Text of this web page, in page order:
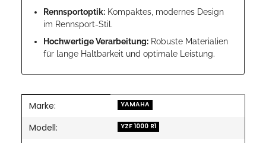
Rennsportoptik: Kompaktes, modernes Design
im Rennsport-Stil.
Hochwertige Verarbeitung: Robuste Materialien
für lange Haltbarkeit und optimale Leistung.
Produkteigenschaft
Wert
Marke: YAMAHA
Modell: YZF 1000 R1